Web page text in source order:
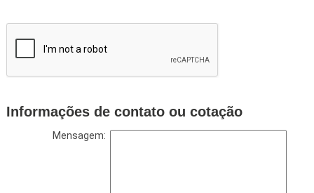
Informações de contato ou cotação
Mensagem: